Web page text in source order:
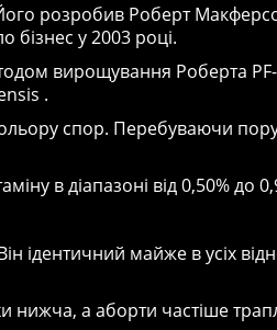
розробив Роберт
бізнес у 2003 році.
вирощування Роберта
.
спор. Перебуваючи
в діапазоні від 0,50% до
ідентичний майже в усіх
нижча, а аборти частіше